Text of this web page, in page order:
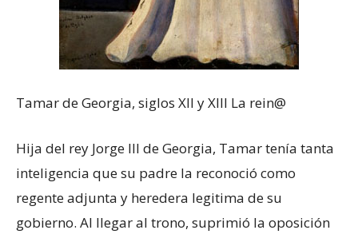
Tamar de Georgia, siglos XII y XIII La rein@
Hija del rey Jorge III de Georgia, Tamar tenía tanta
inteligencia que su padre la reconoció como
regente adjunta y heredera legitima de su
gobierno. Al llegar al trono, suprimió la oposición